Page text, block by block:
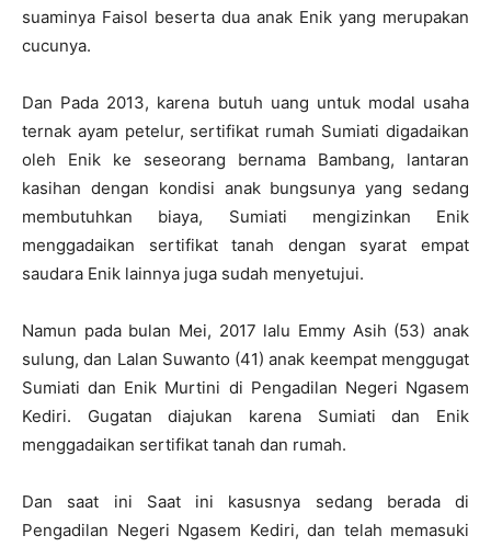
suaminya Faisol beserta dua anak Enik yang merupakan
cucunya.
Dan Pada 2013, karena butuh uang untuk modal usaha
ternak ayam petelur, sertifikat rumah Sumiati digadaikan
oleh Enik ke seseorang bernama Bambang, lantaran
kasihan dengan kondisi anak bungsunya yang sedang
membutuhkan biaya, Sumiati mengizinkan Enik
menggadaikan sertifikat tanah dengan syarat empat
saudara Enik lainnya juga sudah menyetujui.
Namun pada bulan Mei, 2017 lalu Emmy Asih (53) anak
sulung, dan Lalan Suwanto (41) anak keempat menggugat
Sumiati dan Enik Murtini di Pengadilan Negeri Ngasem
Kediri. Gugatan diajukan karena Sumiati dan Enik
menggadaikan sertifikat tanah dan rumah.
Dan saat ini Saat ini kasusnya sedang berada di
Pengadilan Negeri Ngasem Kediri, dan telah memasuki